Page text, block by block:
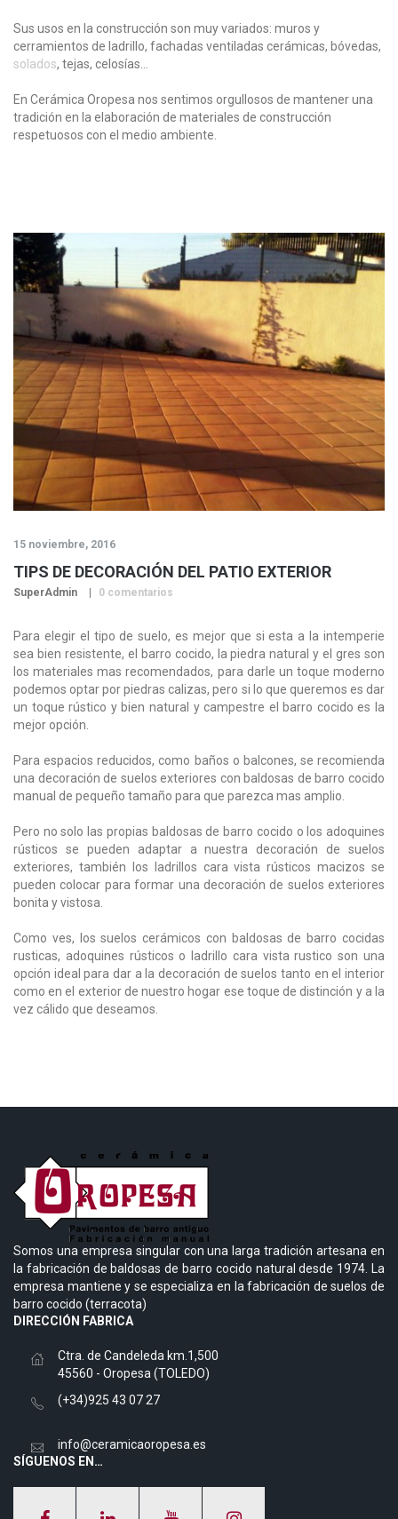
Sus usos en la construcción son muy variados: muros y
cerramientos de ladrillo, fachadas ventiladas cerámicas, bóvedas,
solados, tejas, celosías…
En Cerámica Oropesa nos sentimos orgullosos de mantener una
tradición en la elaboración de materiales de construcción
respetuosos con el medio ambiente.
15 noviembre, 2016
TIPS DE DECORACIÓN DEL PATIO EXTERIOR
SuperAdmin 0 comentarios
Para elegir el tipo de suelo, es mejor que si esta a la intemperie
sea bien resistente, el barro cocido, la piedra natural y el gres son
los materiales mas recomendados, para darle un toque moderno
podemos optar por piedras calizas, pero si lo que queremos es dar
un toque rústico y bien natural y campestre el barro cocido es la
mejor opción.
Para espacios reducidos, como baños o balcones, se recomienda
una decoración de suelos exteriores con baldosas de barro cocido
manual de pequeño tamaño para que parezca mas amplio.
Pero no solo las propias baldosas de barro cocido o los adoquines
rústicos se pueden adaptar a nuestra decoración de suelos
exteriores, también los ladrillos cara vista rústicos macizos se
pueden colocar para formar una decoración de suelos exteriores
bonita y vistosa.
Como ves, los suelos cerámicos con baldosas de barro cocidas
rusticas, adoquines rústicos o ladrillo cara vista rustico son una
opción ideal para dar a la decoración de suelos tanto en el interior
como en el exterior de nuestro hogar ese toque de distinción y a la
vez cálido que deseamos.
Somos una empresa singular con una larga tradición artesana en
la fabricación de baldosas de barro cocido natural desde 1974. La
empresa mantiene y se especializa en la fabricación de suelos de
barro cocido (terracota)
DIRECCIÓN FABRICA
Ctra. de Candeleda km.1,500
45560 - Oropesa (TOLEDO)
(+34)925 43 07 27
info@ceramicaoropesa.es
SÍGUENOS EN…